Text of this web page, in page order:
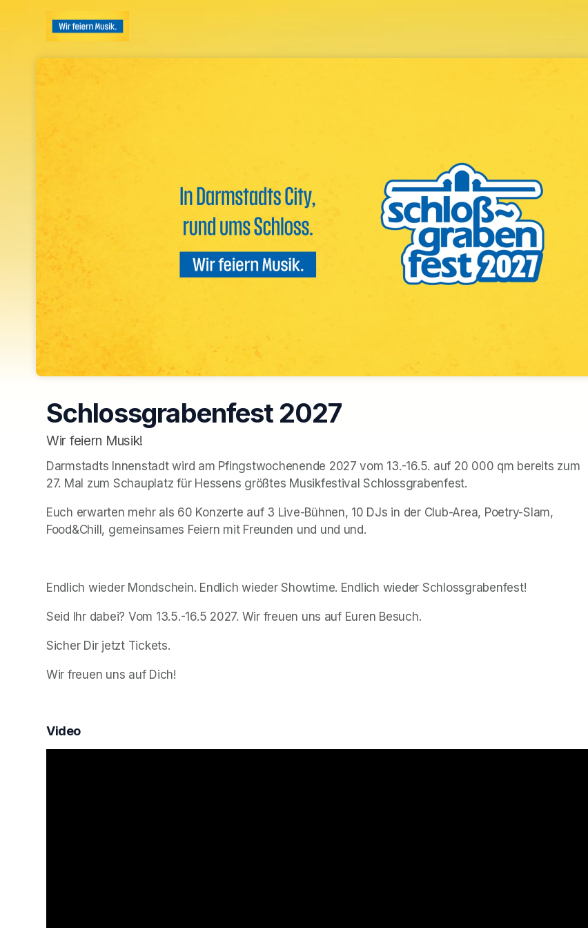
Schlossgrabenfest 2027
Wir feiern Musik!
Darmstadts Innenstadt wird am Pfingstwochenende 2027 vom 13.-16.5. auf 20 000 qm bereits zum
27. Mal zum Schauplatz für Hessens größtes Musikfestival Schlossgrabenfest.
Euch erwarten mehr als 60 Konzerte auf 3 Live-Bühnen, 10 DJs in der Club-Area, Poetry-Slam,
Food&Chill, gemeinsames Feiern mit Freunden und und und.
Endlich wieder Mondschein. Endlich wieder Showtime. Endlich wieder Schlossgrabenfest!
Seid Ihr dabei? Vom 13.5.-16.5 2027. Wir freuen uns auf Euren Besuch.
Sicher Dir jetzt Tickets.
Wir freuen uns auf Dich!
Video